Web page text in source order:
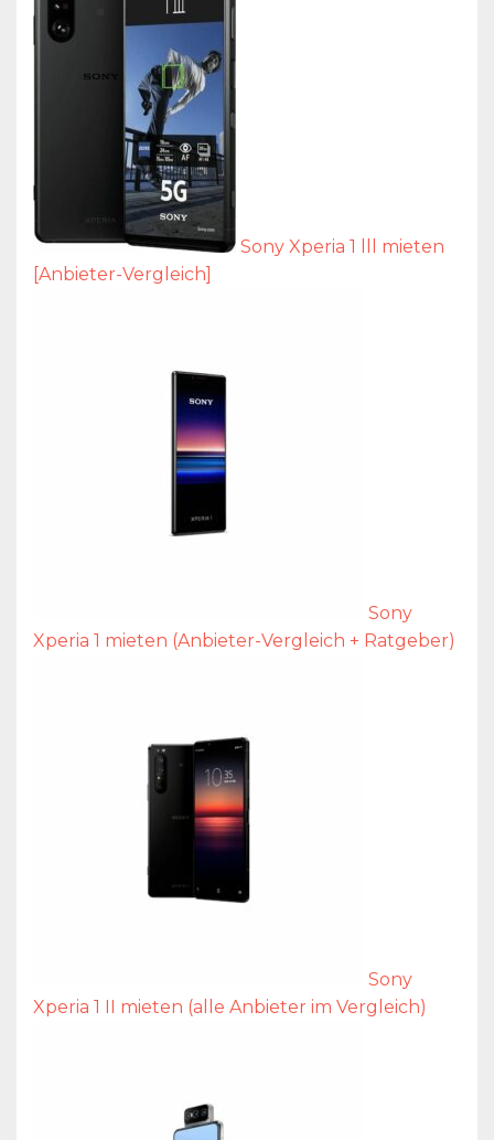
Sony Xperia 1 lll mieten
[Anbieter-Vergleich]
Sony
Xperia 1 mieten (Anbieter-Vergleich + Ratgeber)
Sony
Xperia 1 II mieten (alle Anbieter im Vergleich)